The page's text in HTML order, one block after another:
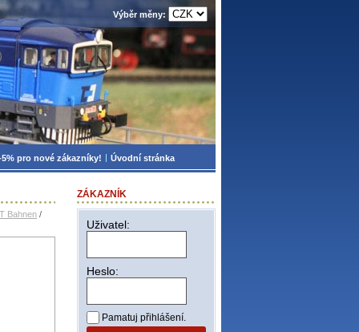
Bahnen /
ZÁKAZNÍK
Uživatel:
Heslo:
Pamatuj přihlášení.
Výběr měny:
5% pro nové zákazníky! Úvodní stránka